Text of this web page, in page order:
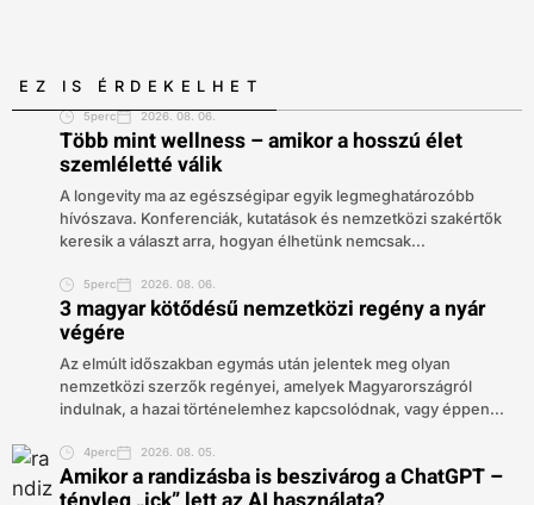
EZ IS ÉRDEKELHET
5perc 2026. 08. 06.
Több mint wellness – amikor a hosszú élet
szemléletté válik
A longevity ma az egészségipar egyik legmeghatározóbb
hívószava. Konferenciák, kutatások és nemzetközi szakértők
keresik a választ arra, hogyan élhetünk nemcsak...
5perc 2026. 08. 06.
3 magyar kötődésű nemzetközi regény a nyár
végére
Az elmúlt időszakban egymás után jelentek meg olyan
nemzetközi szerzők regényei, amelyek Magyarországról
indulnak, a hazai történelemhez kapcsolódnak, vagy éppen...
4perc 2026. 08. 05.
Amikor a randizásba is beszivárog a ChatGPT –